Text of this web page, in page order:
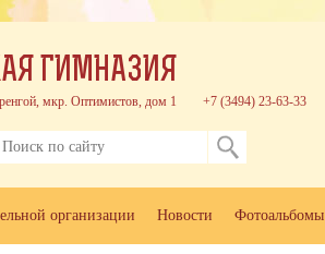
ГИМНАЗИЯ
мкр. Оптимистов, дом 1 +7 (3494) 23-63-33
организации Новости Фотоальбомы